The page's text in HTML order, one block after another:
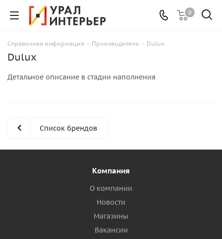
0
Справочная информация - Производители - Dulux
Dulux
Детальное описание в стадии наполнения
Список брендов
Компания
О компании
Новости
Магазины
Вакансии